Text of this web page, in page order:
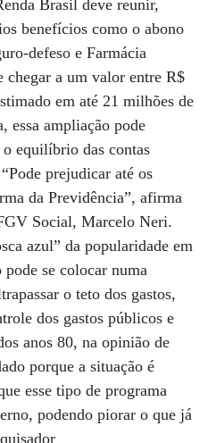
Brasil deve reunir,
benefícios como o abono
defeso e Farmácia
chegar a um valor entre R$
em até 21 milhões de
essa ampliação pode
equilíbrio das contas
prejudicar até os
da Previdência”, afirma
Social, Marcelo Neri.
azul” da popularidade em
se colocar numa
o teto dos gastos,
dos gastos públicos e
anos 80, na opinião de
porque a situação é
esse tipo de programa
podendo piorar o que já